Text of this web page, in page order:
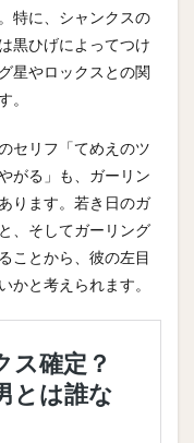
特に、シャンクスの
黒ひげによってつけ
星やロックスとの関
。
セリフ「てめえのツ
がる」も、ガーリン
ります。若き日のガ
、そしてガーリング
ことから、彼の左目
かと考えられます。